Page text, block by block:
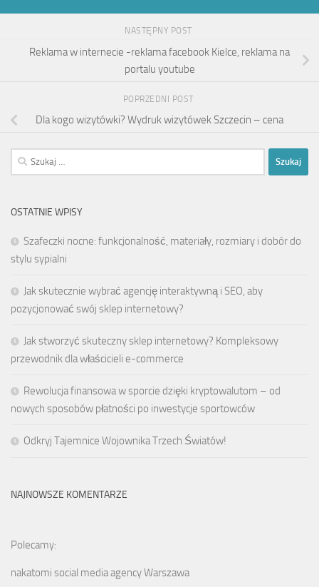
NASTĘPNY POST
Reklama w internecie -reklama facebook Kielce, reklama na
portalu youtube
POPRZEDNI POST
Dla kogo wizytówki? Wydruk wizytówek Szczecin – cena
Szukaj:
OSTATNIE WPISY
Szafeczki nocne: funkcjonalność, materiały, rozmiary i dobór do
stylu sypialni
Jak skutecznie wybrać agencję interaktywną i SEO, aby
pozycjonować swój sklep internetowy?
Jak stworzyć skuteczny sklep internetowy? Kompleksowy
przewodnik dla właścicieli e-commerce
Rewolucja finansowa w sporcie dzięki kryptowalutom – od
nowych sposobów płatności po inwestycje sportowców
Odkryj Tajemnice Wojownika Trzech Światów!
NAJNOWSZE KOMENTARZE
Polecamy:
nakatomi social media agency Warszawa